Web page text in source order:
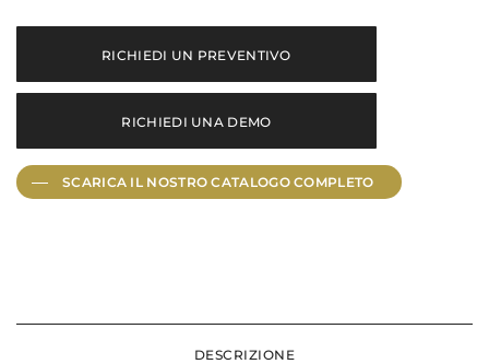
l
u
m
i
RICHIEDI UN PREVENTIVO
RICHIEDI UNA DEMO
SCARICA IL NOSTRO CATALOGOCOMPLETO
DESCRIZIONE